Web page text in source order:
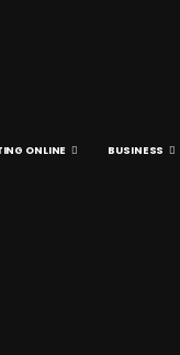
ONLINE BUSINESS